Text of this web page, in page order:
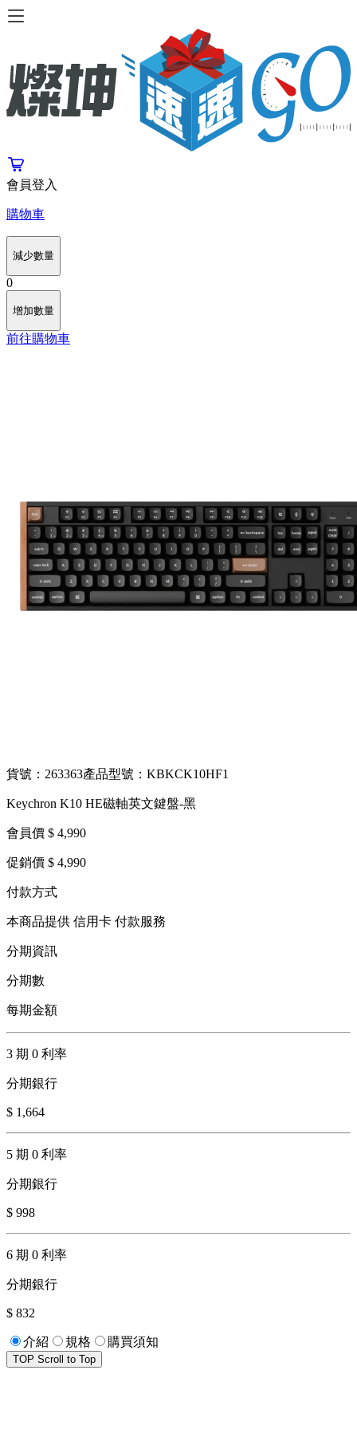
會員登入
購物車
減少數量
0
增加數量
前往購物車
貨號：263363產品型號：KBKCK10HF1
Keychron K10 HE磁軸英文鍵盤-黑
會員價 $ 4,990
促銷價 $ 4,990
付款方式
本商品提供 信用卡 付款服務
分期資訊
分期數
每期金額
3 期 0 利率
分期銀行
$ 1,664
5 期 0 利率
分期銀行
$ 998
6 期 0 利率
分期銀行
$ 832
介紹 規格 購買須知
TOP Scroll to Top